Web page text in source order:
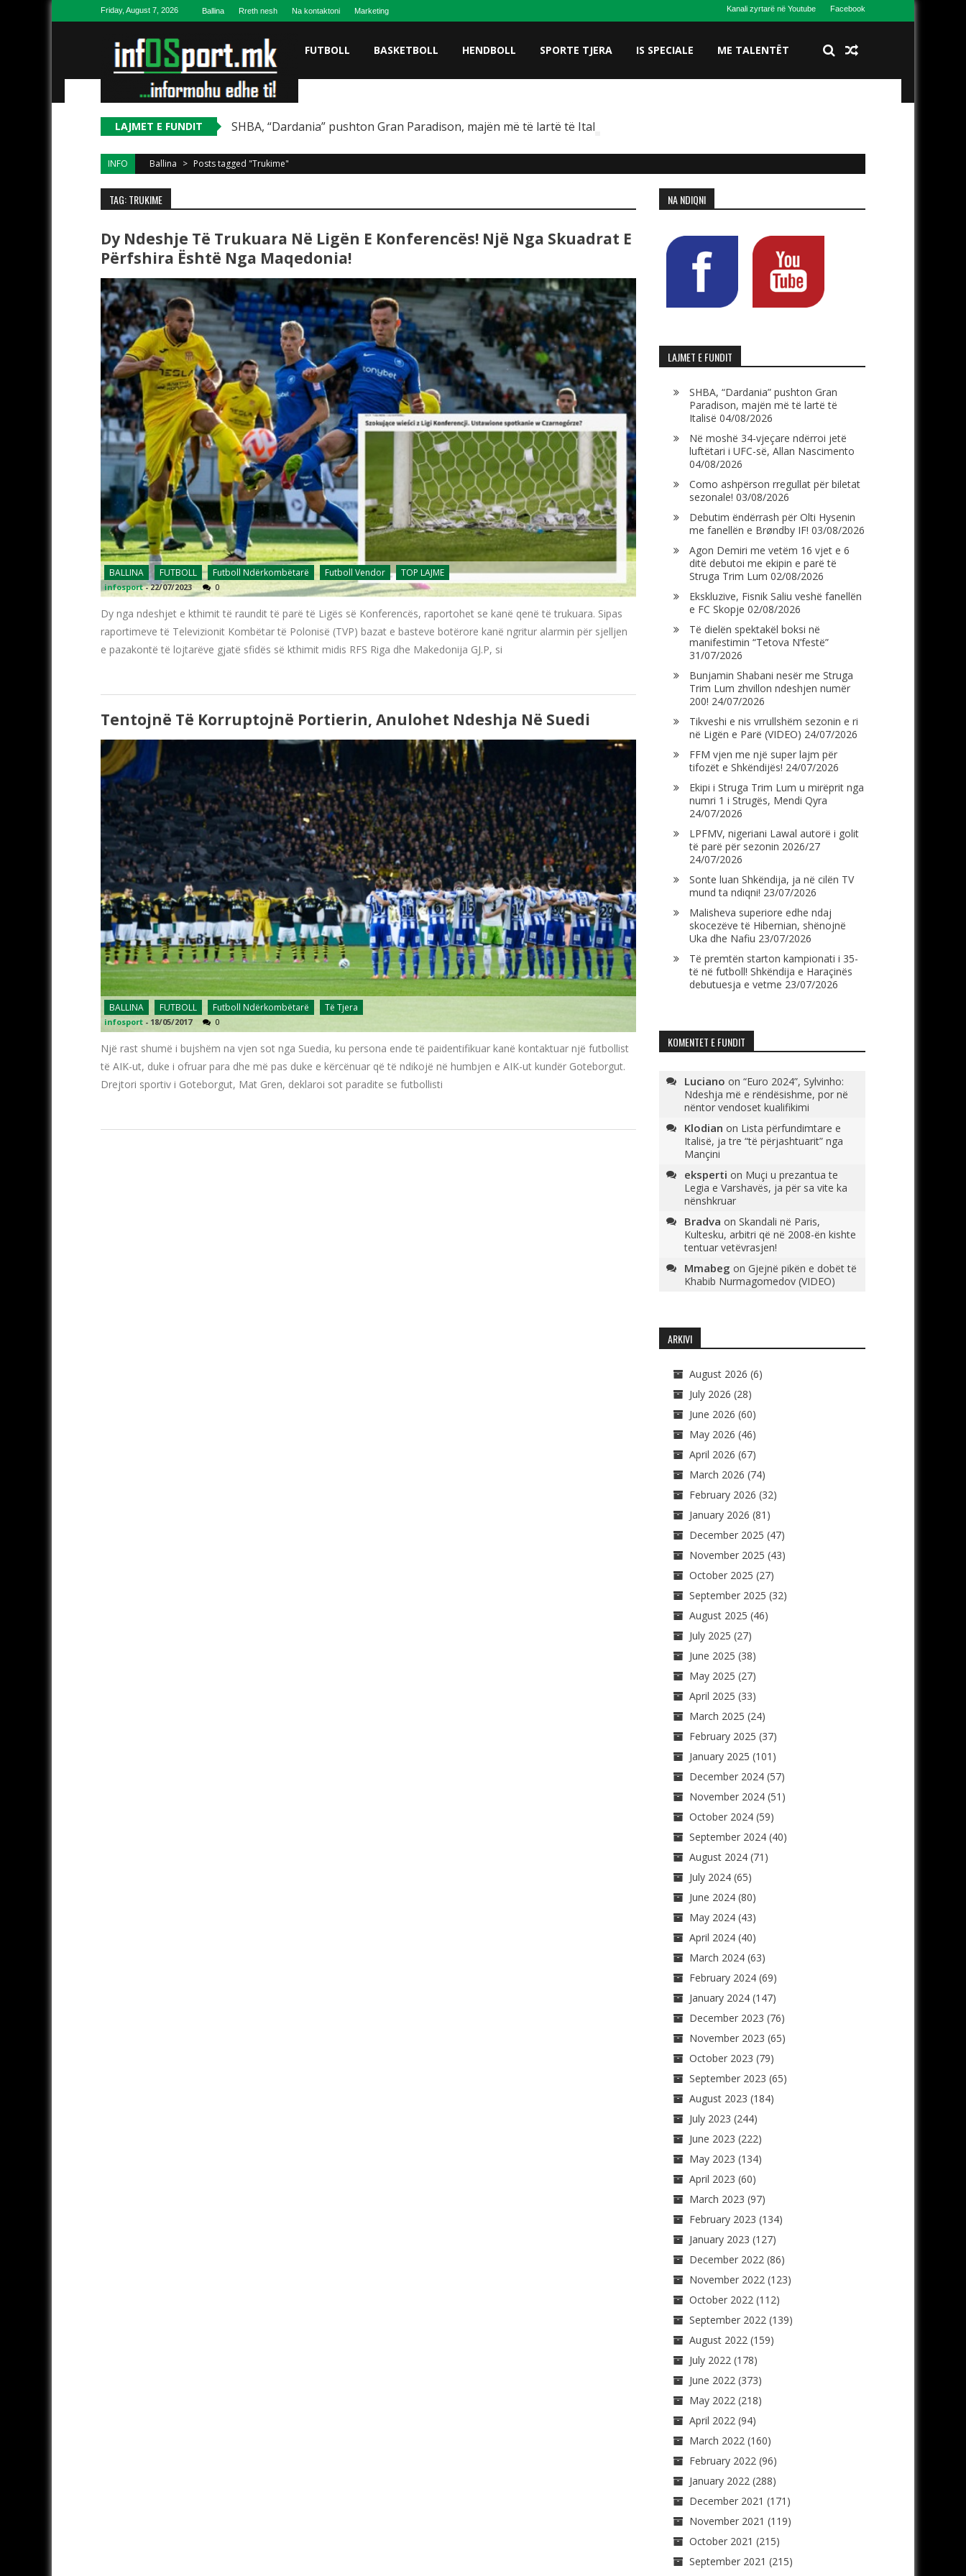
Skip to contentFriday, August 7, 2026 Ballina Rreth nesh Na kontaktoni Marketing Kanali zyrtarë në Youtube Facebook
FUTBOLL BASKETBOLL HENDBOLL SPORTE TJERA IS SPECIALE ME TALENTËT
LAJMET E FUNDIT SHBA, “Dardania” pushton Gran Paradison, majën më të lartë të Italisë
INFO Ballina > Posts tagged "Trukime"
TAG: TRUKIME
Dy Ndeshje Të Trukuara Në Ligën E Konferencës! Një Nga Skuadrat E
Përfshira Është Nga Maqedonia!
BALLINA FUTBOLL Futboll Ndërkombëtarë Futboll Vendor TOP LAJME
infosport -22/07/2023 0
Dy nga ndeshjet e kthimit të raundit të parë të Ligës së Konferencës, raportohet se kanë qenë të trukuara. Sipas
raportimeve të Televizionit Kombëtar të Polonisë (TVP) bazat e basteve botërore kanë ngritur alarmin për sjelljen
e pazakontë të lojtarëve gjatë sfidës së kthimit midis RFS Riga dhe Makedonija GJ.P, si
Tentojnë Të Korruptojnë Portierin, Anulohet Ndeshja Në Suedi
BALLINA FUTBOLL Futboll Ndërkombëtarë Të Tjera
infosport - 18/05/2017 0
Një rast shumë i bujshëm na vjen sot nga Suedia, ku persona ende të paidentifikuar kanë kontaktuar një futbollist
të AIK-ut, duke i ofruar para dhe më pas duke e kërcënuar që të ndikojë në humbjen e AIK-ut kundër Goteborgut.
Drejtori sportiv i Goteborgut, Mat Gren, deklaroi sot paradite se futbollisti
NA NDIQNI
LAJMET E FUNDIT
SHBA, “Dardania” pushton Gran
Paradison, majën më të lartë të
Italisë 04/08/2026
Në moshë 34-vjeçare ndërroi jetë
luftëtari i UFC-së, Allan Nascimento
04/08/2026
Como ashpërson rregullat për biletat
sezonale! 03/08/2026
Debutim ëndërrash për Olti Hysenin
me fanellën e Brøndby IF! 03/08/2026
Agon Demiri me vetëm 16 vjet e 6
ditë debutoi me ekipin e parë të
Struga Trim Lum 02/08/2026
Ekskluzive, Fisnik Saliu veshë fanellën
e FC Skopje 02/08/2026
Të dielën spektakël boksi në
manifestimin “Tetova N’festë”
31/07/2026
Bunjamin Shabani nesër me Struga
Trim Lum zhvillon ndeshjen numër
200! 24/07/2026
Tikveshi e nis vrrullshëm sezonin e ri
në Ligën e Parë (VIDEO) 24/07/2026
FFM vjen me një super lajm për
tifozët e Shkëndijës! 24/07/2026
Ekipi i Struga Trim Lum u mirëprit nga
numri 1 i Strugës, Mendi Qyra
24/07/2026
LPFMV, nigeriani Lawal autorë i golit
të parë për sezonin 2026/27
24/07/2026
Sonte luan Shkëndija, ja në cilën TV
mund ta ndiqni! 23/07/2026
Malisheva superiore edhe ndaj
skocezëve të Hibernian, shënojnë
Uka dhe Nafiu 23/07/2026
Të premtën starton kampionati i 35-
të në futboll! Shkëndija e Haraçinës
debutuesja e vetme 23/07/2026
KOMENTET E FUNDIT
Luciano on “Euro 2024”, Sylvinho:
Ndeshja më e rëndësishme, por në
nëntor vendoset kualifikimi
Klodian on Lista përfundimtare e
Italisë, ja tre “të përjashtuarit” nga
Mançini
eksperti on Muçi u prezantua te
Legia e Varshavës, ja për sa vite ka
nënshkruar
Bradva on Skandali në Paris,
Kultesku, arbitri që në 2008-ën kishte
tentuar vetëvrasjen!
Mmabeg on Gjejnë pikën e dobët të
Khabib Nurmagomedov (VIDEO)
ARKIVI
August 2026 (6)
July 2026 (28)
June 2026 (60)
May 2026 (46)
April 2026 (67)
March 2026 (74)
February 2026 (32)
January 2026 (81)
December 2025 (47)
November 2025 (43)
October 2025 (27)
September 2025 (32)
August 2025 (46)
July 2025 (27)
June 2025 (38)
May 2025 (27)
April 2025 (33)
March 2025 (24)
February 2025 (37)
January 2025 (101)
December 2024(57)
November 2024(51)
October 2024(59)
September 2024(40)
August 2024(71)
July 2024(65)
June 2024(80)
May 2024(43)
April 2024(40)
March 2024(63)
February 2024(69)
January 2024(147)
December 2023 (76)
November 2023 (65)
October 2023 (79)
September 2023 (65)
August 2023 (184)
July 2023 (244)
June 2023 (222)
May 2023 (134)
April 2023 (60)
March 2023 (97)
February 2023 (134)
January 2023 (127)
December 2022(86)
November 2022(123)
October 2022(112)
September 2022(139)
August 2022(159)
July 2022(178)
June 2022(373)
May 2022(218)
April 2022(94)
March 2022(160)
February 2022(96)
January 2022(288)
December 2021 (171)
November 2021 (119)
October 2021 (215)
September 2021 (215)